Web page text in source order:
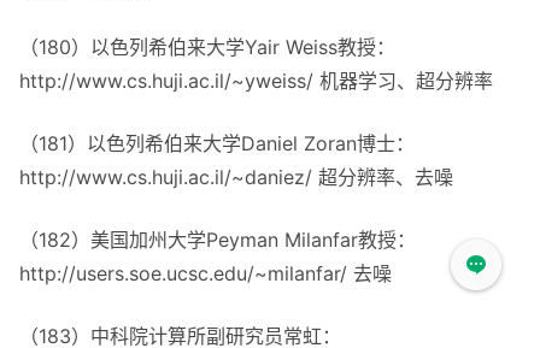
（180）以色列希伯来大学Yair Weiss教授：
http://www.cs.huji.ac.il/~yweiss/ 机器学习、超分辨率
（181）以色列希伯来大学Daniel Zoran博士：
http://www.cs.huji.ac.il/~daniez/ 超分辨率、去噪
（182）美国加州大学Peyman Milanfar教授：
http://users.soe.ucsc.edu/~milanfar/ 去噪
（183）中科院计算所副研究员常虹：